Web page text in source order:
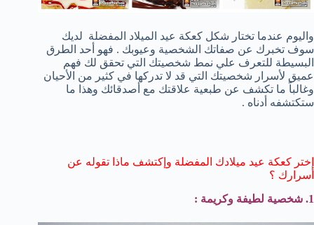
واليوم عندما تختار شكل كعكة عيد الميلاد المفضلة لديك
سوف تخبرك عن صفاتك الشخصية وعيوبك . فهو أحد الطرق
البسيطة للتعرف علي نمط شخصيتك التي تحقق لك فهم
عميق لأسرار شخصيتك التي قد لا تدركها في كثير من الأحيان
وغالباً ما تكشف عن طبعية علاقتك مع أصدقائك وهذا ما
ستكتشفه أدناه .
إختر كعكة عيد ميلادك المفضلة وإكتشف ماذا تقوله عن
أسرارك ؟
1. شخصية لطيفة وكريمة :